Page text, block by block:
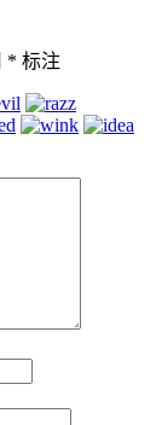
* 标注